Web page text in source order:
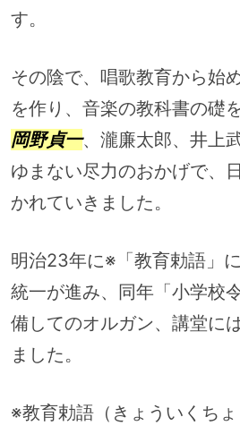
す。
その陰で、唱歌教育から始
を作り、音楽の教科書の礎
岡野貞一、瀧廉太郎、井上
ゆまない尽力のおかげで、
かれていきました。
明治23年に※「教育勅語」
統一が進み、同年「小学校
備してのオルガン、講堂に
ました。
※教育勅語（きょういくち